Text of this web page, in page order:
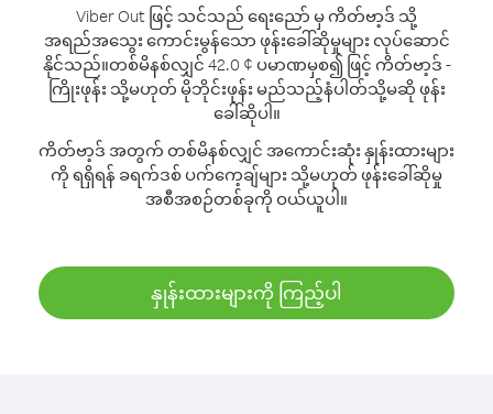
Viber Out ဖြင့် သင်သည် ရေးညော် မှ ကိတ်ဗာ့ဒ် သို့
အရည်အသွေး ကောင်းမွန်သော ဖုန်းခေါ်ဆိုမှုများ လုပ်ဆောင်
နိုင်သည်။တစ်မိနစ်လျှင် 42.0 ¢ ပမာဏမှစ၍ ဖြင့် ကိတ်ဗာ့ဒ် -
ကြိုးဖုန်း သို့မဟုတ် မိုဘိုင်းဖုန်း မည်သည့်နံပါတ်သို့မဆို ဖုန်း
ခေါ်ဆိုပါ။
ကိတ်ဗာ့ဒ် အတွက် တစ်မိနစ်လျှင် အကောင်းဆုံး နှုန်းထားများ
ကို ရရှိရန် ခရက်ဒစ် ပက်ကေ့ချ်များ သို့မဟုတ် ဖုန်းခေါ်ဆိုမှု
အစီအစဉ်တစ်ခုကို ဝယ်ယူပါ။
နှုန်းထားများကို ကြည့်ပါ